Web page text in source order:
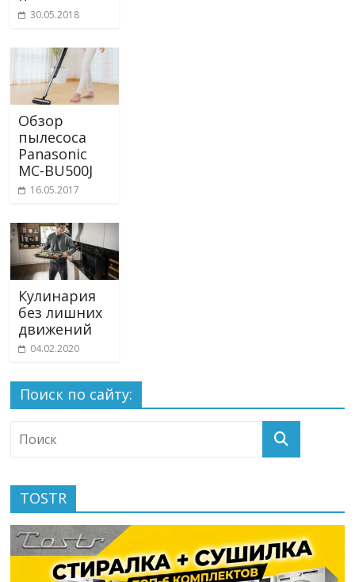
30.05.2018
Обзор
пылесоса
Panasonic
MC-BU500J
16.05.2017
Кулинария
без лишних
движений
04.02.2020
Поиск по сайту:
TOSTR